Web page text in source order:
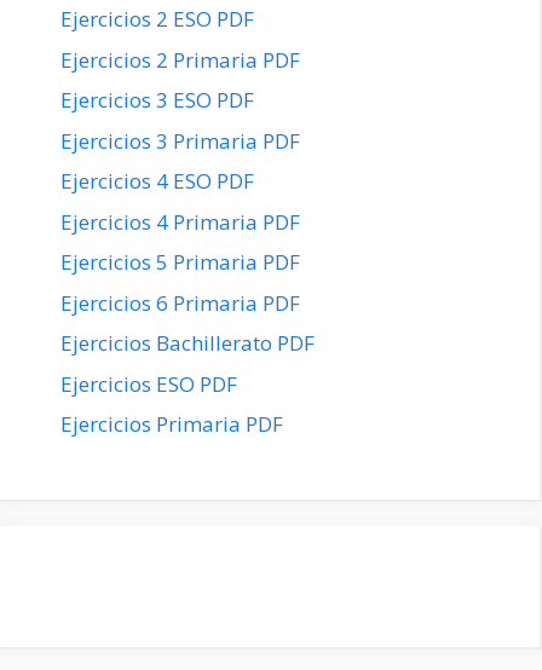
Ejercicios 2 ESO PDF
Ejercicios 2 Primaria PDF
Ejercicios 3 ESO PDF
Ejercicios 3 Primaria PDF
Ejercicios 4 ESO PDF
Ejercicios 4 Primaria PDF
Ejercicios 5 Primaria PDF
Ejercicios 6 Primaria PDF
Ejercicios Bachillerato PDF
Ejercicios ESO PDF
Ejercicios Primaria PDF